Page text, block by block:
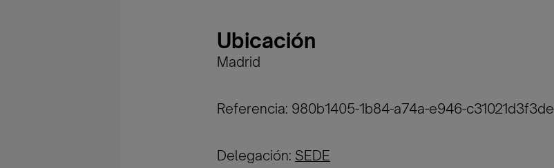
Ubicación
Madrid
Referencia: 980b1405-1b84-a74a-e946-c31021d3f3de
Delegación: SEDE